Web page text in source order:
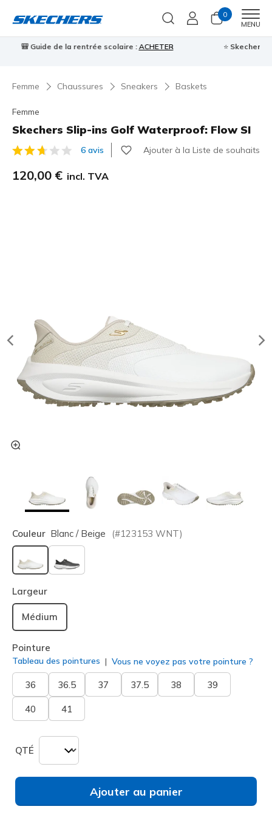
0
MENU
Skechers VIP : retours sous 45 jours pour les membres S'inscrire⭐
Femme Chaussures Sneakers Baskets
Femme
Skechers Slip-ins Golf Waterproof: Flow SI
Évaluation client 5 sur 5
6 avis Ajouter à la Liste de souhaits
120,00 € incl. TVA
Couleur Blanc / Beige (#123153 WNT)
sélectionné
Largeur
Médium
Pointure
Tableau des pointures Vous ne voyez pas votre pointure ?
36 36.5 37 37.5 38 39
40 41
QTÉ
Ajouter au panier